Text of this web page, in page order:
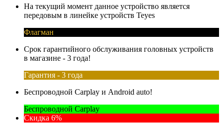
На текущий момент данное устройство является
передовым в линейке устройств Teyes
Флагман
Срок гарантийного обслуживания головных устройств
в магазине - 3 года!
Гарантия - 3 года
Беспроводной Carplay и Android auto!
Беспроводной Carplay
Скидка 6%